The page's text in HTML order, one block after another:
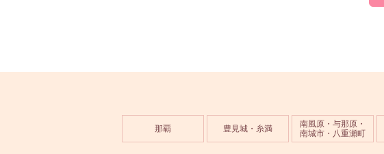
那覇 豊見城・糸満
南風原・与那原・
南城市・八重瀬町